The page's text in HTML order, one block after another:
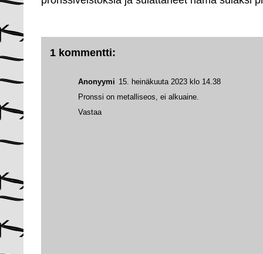
1 kommentti:
Anonyymi 15. heinäkuuta 2023 klo 14.38
Pronssi on metalliseos, ei alkuaine.
Vastaa